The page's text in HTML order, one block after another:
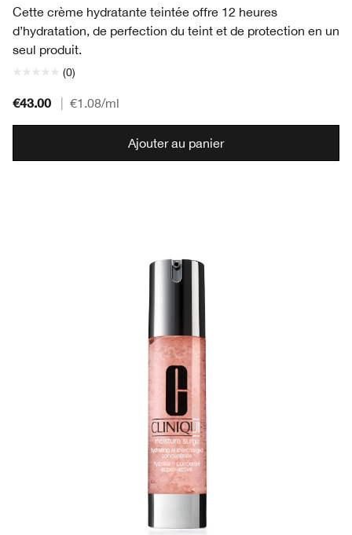
Cette crème hydratante teintée offre 12 heures
d’hydratation, de perfection du teint et de protection en un
seul produit.
(0)
€43.00 €1.08/ml
Ajouter au panier